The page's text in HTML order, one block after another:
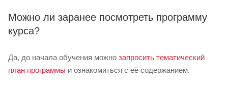
Можно ли заранее посмотреть программу
курса?
Да, до начала обучения можно запросить тематический
план программы и ознакомиться с её содержанием.